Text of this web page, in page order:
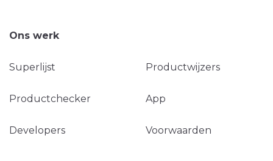
Ons werk
Superlijst Productwijzers
Productchecker App
Developers Voorwaarden